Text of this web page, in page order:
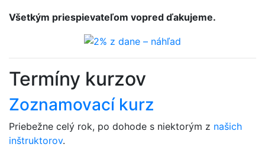
Všetkým priespievateľom vopred ďakujeme.
Termíny kurzov
Zoznamovací kurz
Priebežne celý rok, po dohode s niektorým z našich
inštruktorov.